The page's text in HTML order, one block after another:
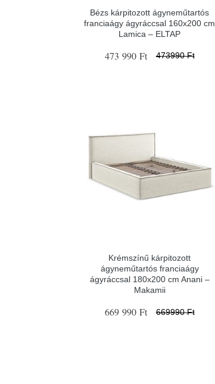
Bézs kárpitozott ágyneműtartós
franciaágy ágyráccsal 160x200 cm
Lamica – ELTAP
473 990 Ft 473990 Ft
Krémszínű kárpitozott
ágyneműtartós franciaágy
ágyráccsal 180x200 cm Anani –
Makamii
669 990 Ft 669990 Ft